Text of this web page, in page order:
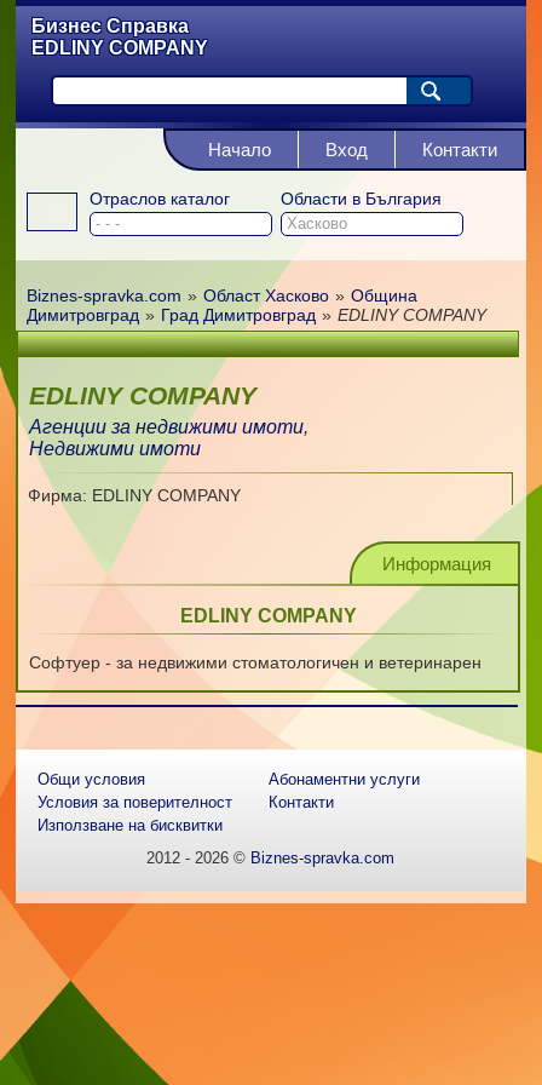
Бизнес Справка
EDLINY COMPANY
Отраслов каталог Области в България
Начало Вход Контакти
Biznes-spravka.com » Област Хасково » Община
Димитровград » Град Димитровград » EDLINY COMPANY
EDLINY COMPANY
Агенции за недвижими имоти,
Недвижими имоти
Фирма: EDLINY COMPANY
Информация
EDLINY COMPANY
Софтуер - за недвижими стоматологичен и ветеринарен
Общи условия
Условия за поверителност
Използване на бисквитки
Абонаментни услуги
Контакти
2012 - 2026 © Biznes-spravka.com